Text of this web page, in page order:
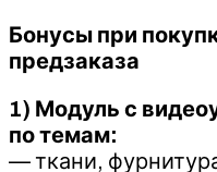
Бонусы при
предзаказа
1) Модуль с
по темам:
— ткани,